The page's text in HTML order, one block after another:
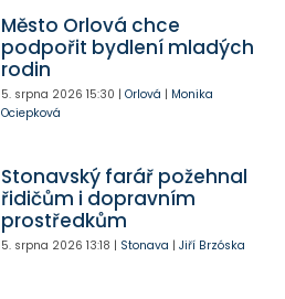
Město Orlová chce
podpořit bydlení mladých
rodin
5. srpna 2026 15:30 | Orlová | Monika
Ociepková
Stonavský farář požehnal
řidičům i dopravním
prostředkům
5. srpna 2026 13:18 | Stonava | Jiří Brzóska